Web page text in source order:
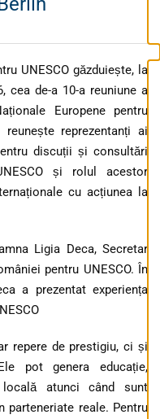
UNESCO găzduiește, la
cea de-a 10-a reuniune a
Europene pentru
reprezentanți ai
discuții și consultări
și rolul acestor
cu acțiunea la
Ligia Deca, Secretar
pentru UNESCO. În
a prezentat experiența
repere de prestigiu, ci și
pot genera educație,
atunci când sunt
reale. Pentru